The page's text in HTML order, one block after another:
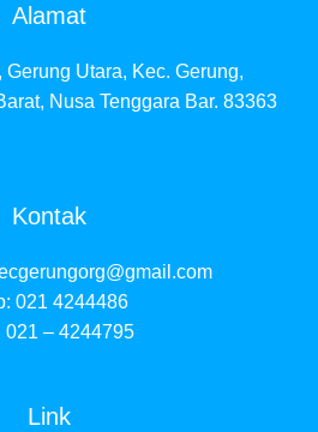
Alamat
Gerung Utara, Kec. Gerung,
Nusa Tenggara Bar. 83363
Kontak
021 4244486
021 – 4244795
Link